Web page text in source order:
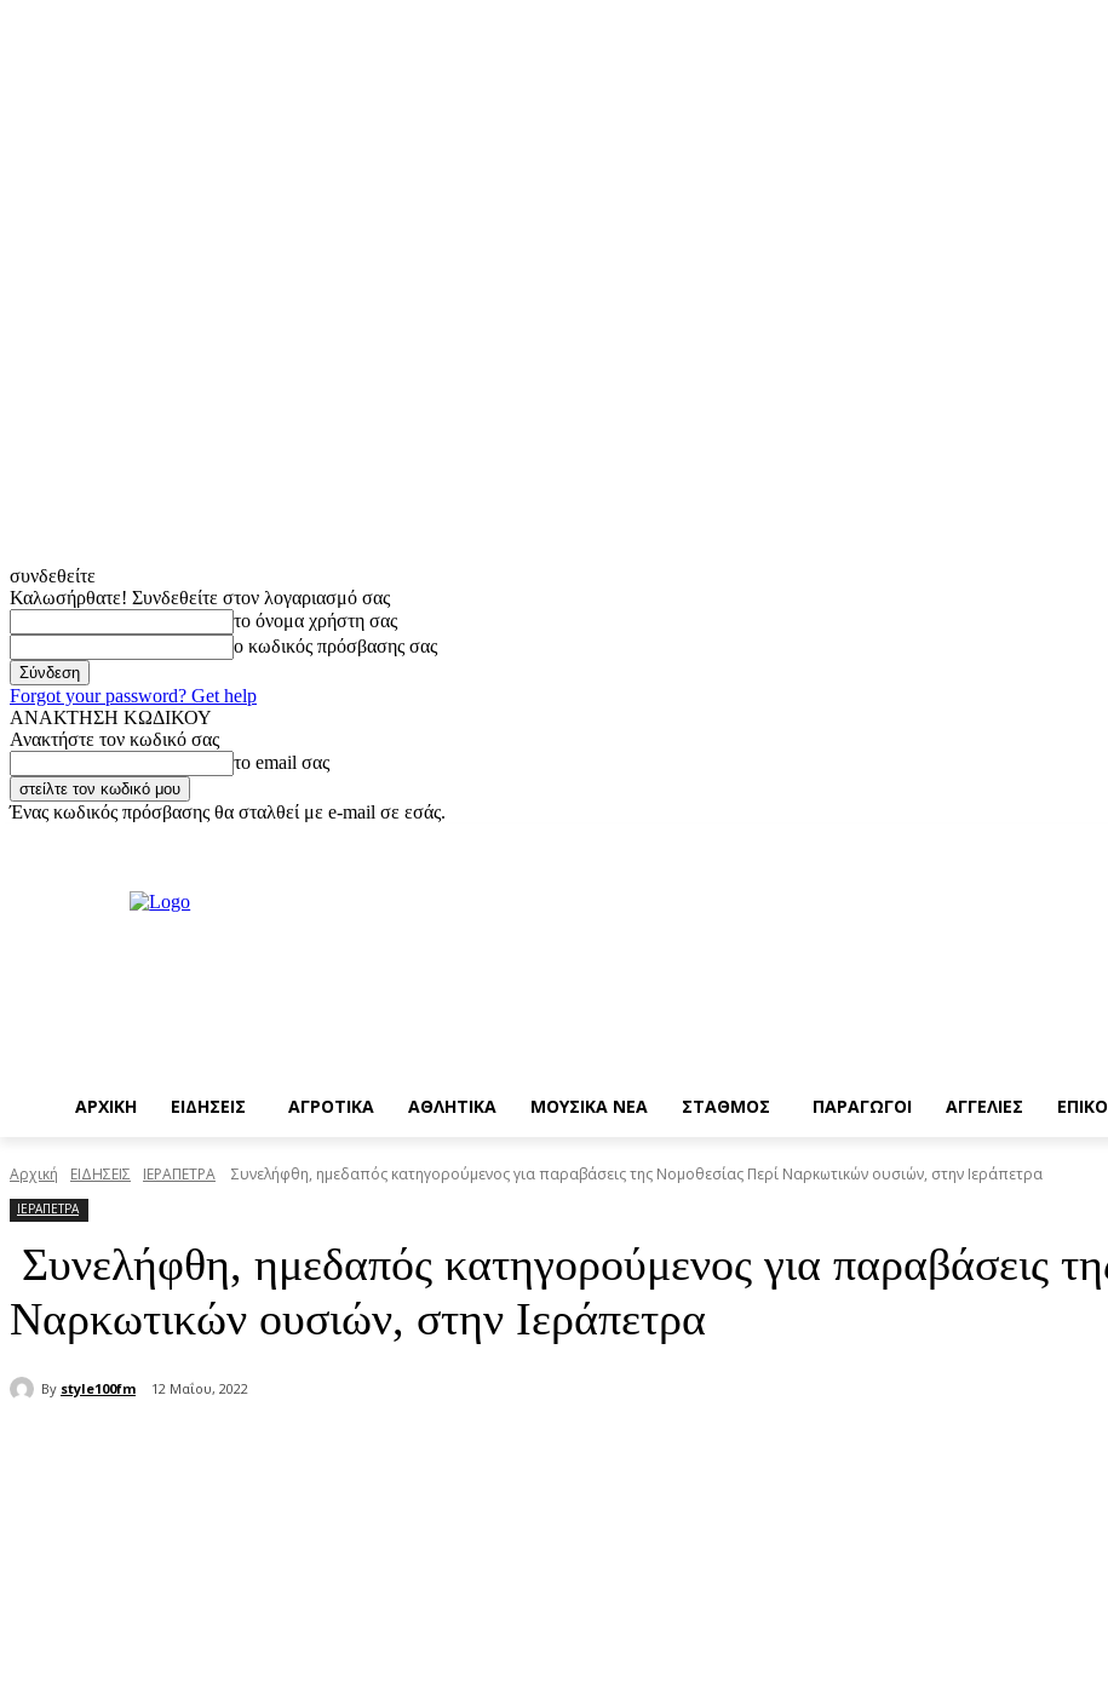
συνδεθείτε
Καλωσήρθατε! Συνδεθείτε στον λογαριασμό σας
το όνομα χρήστη σας
ο κωδικός πρόσβασης σας
Forgot your password? Get help
ΑΝΑΚΤΗΣΗ ΚΩΔΙΚΟΥ
Ανακτήστε τον κωδικό σας
το email σας
Ένας κωδικός πρόσβασης θα σταλθεί με e-mail σε εσάς.
ΑΡΧΙΚΗ ΕΙΔΗΣΕΙΣ ΑΓΡΟΤΙΚΑ ΑΘΛΗΤΙΚΑ ΜΟΥΣΙΚΑ ΝΕΑ ΣΤΑΘΜΟΣ ΠΑΡΑΓΩΓΟΙ ΑΓΓΕΛΙΕΣ
Αρχική ΕΙΔΗΣΕΙΣ ΙΕΡΑΠΕΤΡΑ Συνελήφθη, ημεδαπός κατηγορούμενος για παραβάσεις της Νομοθεσίας Περί Ναρκωτικών ουσιών, στην Ιεράπετρα
ΙΕΡΑΠΕΤΡΑ
Συνελήφθη, ημεδαπός κατηγορούμενος για παραβάσεις
Ναρκωτικών ουσιών, στην Ιεράπετρα
By style100fm 12 Μαΐου, 2022